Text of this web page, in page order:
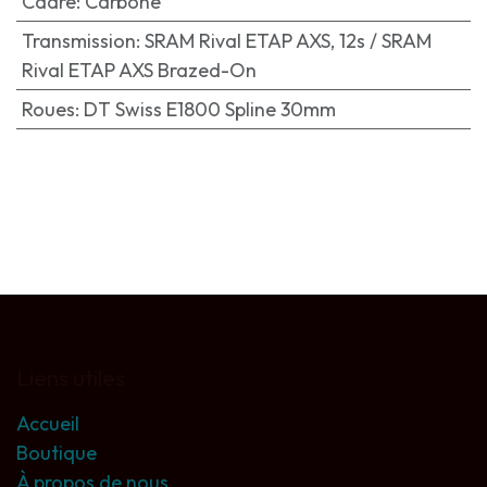
Transmission: SRAM Rival ETAP AXS, 12s / SRAM
Rival ETAP AXS Brazed-On
Roues: DT Swiss E1800 Spline 30mm
Accueil
Boutique
À propos de nous